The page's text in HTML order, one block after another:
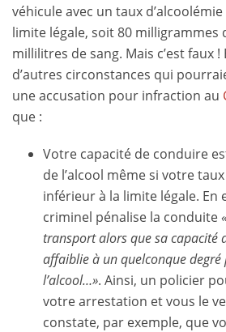
véhicule avec un taux
limite légale, soit 80 milligrammes
millilitres de sang. Mais c’est faux !
d’autres circonstances qui
une accusation pour infraction au
que :
Votre capacité de conduire
de l’alcool même si votre
inférieur à la limite légale. En
criminel pénalise la conduite
transport alors que sa capacité
affaiblie à un quelconque degré
l’alcool…». Ainsi, un policier
votre arrestation et vous le
constate, par exemple, que